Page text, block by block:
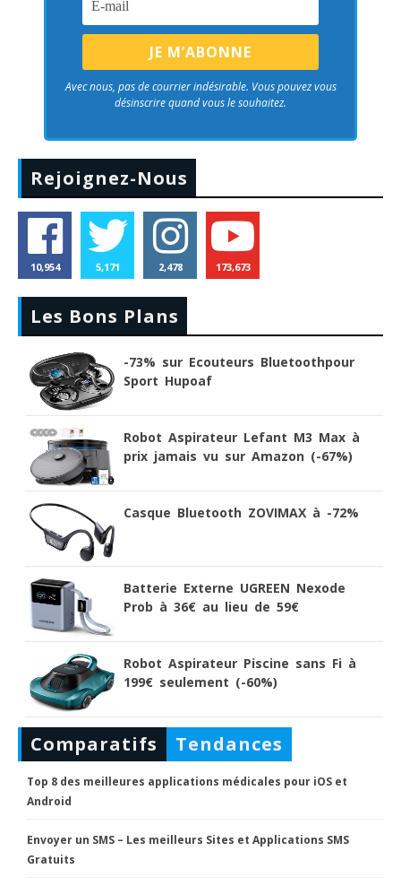
Avec nous, pas de courrier indésirable. Vous pouvez vous
désinscrire quand vous le souhaitez.
Rejoignez-Nous
10,954 5,171 2,478 173,673
Les Bons Plans
-73% sur Ecouteurs Bluetoothpour
Sport Hupoaf
Robot Aspirateur Lefant M3 Max à
prix jamais vu sur Amazon (-67%)
Casque Bluetooth ZOVIMAX à -72%
Batterie Externe UGREEN Nexode
Prob à 36€ au lieu de 59€
Robot Aspirateur Piscine sans Fi à
199€ seulement (-60%)
Comparatifs Tendances
Top 8 des meilleures applications médicales pour iOS et
Android
Envoyer un SMS – Les meilleurs Sites et Applications SMS
Gratuits